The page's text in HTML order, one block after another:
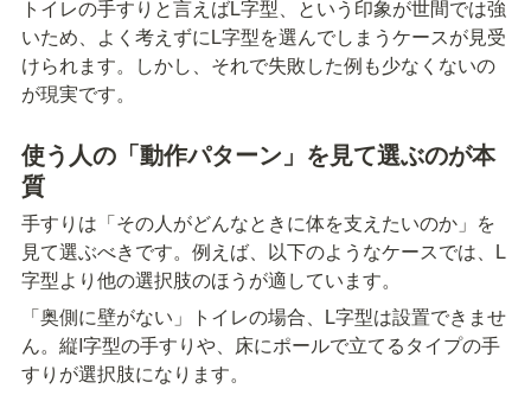
トイレの手すりと言えばL字型、という印象が世間では強
いため、よく考えずにL字型を選んでしまうケースが見受
けられます。しかし、それで失敗した例も少なくないの
が現実です。
使う人の「動作パターン」を見て選ぶのが本
質
手すりは「その人がどんなときに体を支えたいのか」を
見て選ぶべきです。例えば、以下のようなケースでは、L
字型より他の選択肢のほうが適しています。
「奥側に壁がない」トイレの場合、L字型は設置できませ
ん。縦I字型の手すりや、床にポールで立てるタイプの手
すりが選択肢になります。